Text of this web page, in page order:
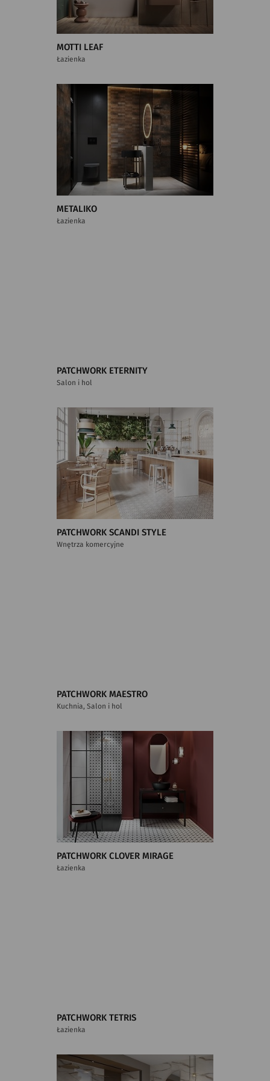
MOTTI LEAF
Łazienka
METALIKO
Łazienka
PATCHWORK ETERNITY
Salon i hol
PATCHWORK SCANDI STYLE
Wnętrza komercyjne
PATCHWORK MAESTRO
Kuchnia, Salon i hol
PATCHWORK CLOVER MIRAGE
Łazienka
PATCHWORK TETRIS
Łazienka